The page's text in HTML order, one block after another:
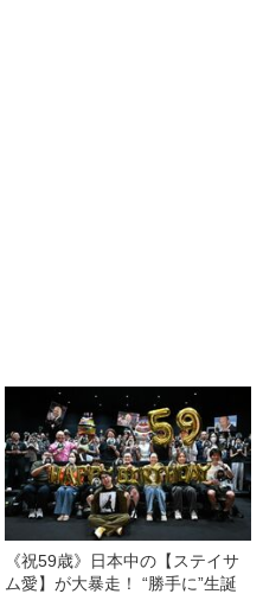
《祝59歳》日本中の【ステイサ
ム愛】が大暴走！ “勝手に”生誕